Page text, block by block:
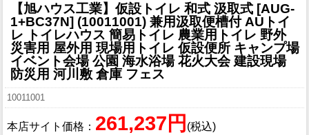
【旭ハウス工業】仮設トイレ 和式 汲取式 [AUG-
1+BC37N] (10011001) 兼用汲取便槽付 AUトイ
レ トイレハウス 簡易トイレ 農業用トイレ 野外
災害用 屋外用 現場用トイレ 仮設便所 キャンプ場
イベント会場 公園 海水浴場 花火大会 建設現場
防災用 河川敷 倉庫 フェス
10011001
本店サイト価格： 261,237円 (税込)